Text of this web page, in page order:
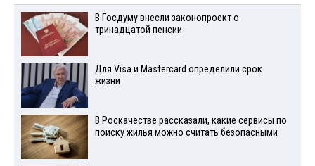
В Госдуму внесли законопроект о
тринадцатой пенсии
Для Visа и Mastercard определили срок
жизни
В Роскачестве рассказали, какие сервисы по
поиску жилья можно считать безопасными